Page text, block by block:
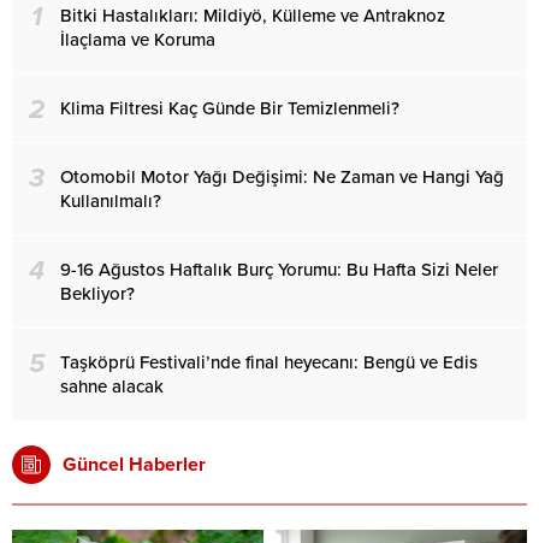
1
Bitki Hastalıkları: Mildiyö, Külleme ve Antraknoz
İlaçlama ve Koruma
2 Klima Filtresi Kaç Günde Bir Temizlenmeli?
3
Otomobil Motor Yağı Değişimi: Ne Zaman ve Hangi Yağ
Kullanılmalı?
4
9-16 Ağustos Haftalık Burç Yorumu: Bu Hafta Sizi Neler
Bekliyor?
5
Taşköprü Festivali’nde final heyecanı: Bengü ve Edis
sahne alacak
Güncel Haberler